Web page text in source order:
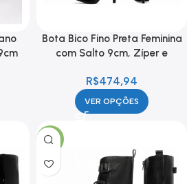
Bota Bico Fino Preta Feminina
com Salto 9cm, Zíper e
R$474,94
VER OPÇÕES
- 8%